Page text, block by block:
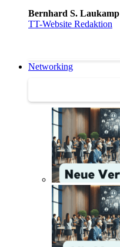
Bernhard S. Laukamp
TT-Website Redaktion
Networking